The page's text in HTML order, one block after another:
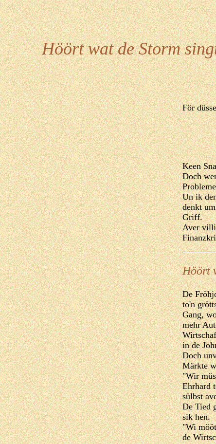
Höört wat de Storm
För
Keen
Doch
Un ik
denkt
Griff.
Aver
Höört
De
to'n
Gang,
mehr
in de
Doch
Märkte
"Wir
Ehrhard
sülbst
De Tied
sik hen.
"Wi
de